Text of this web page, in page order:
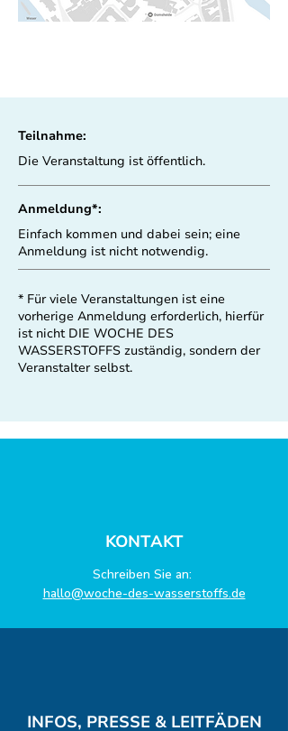
Teilnahme:
Die Veranstaltung ist öffentlich.
Anmeldung*:
Einfach kommen und dabei sein; eine
Anmeldung ist nicht notwendig.
* Für viele Veranstaltungen ist eine
vorherige Anmeldung erforderlich, hierfür
ist nicht DIE WOCHE DES
WASSERSTOFFS zuständig, sondern der
Veranstalter selbst.
KONTAKT
Schreiben Sie an:
hallo@woche-des-wasserstoffs.de
INFOS, PRESSE & LEITFÄDEN